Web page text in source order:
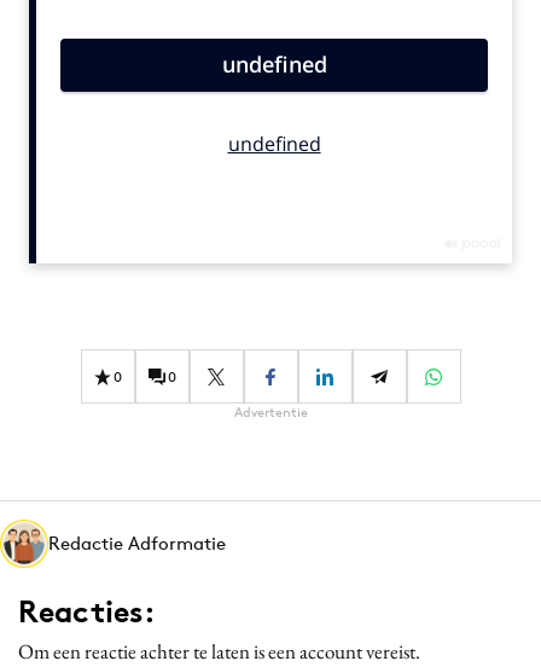
Carriere
Diversiteit
Interne communicatie
Martech
Media
Merkstrategie
PR
0 0
Advertentie
Redactie Adformatie
Reacties:
Om een reactie achter te laten is een account vereist.